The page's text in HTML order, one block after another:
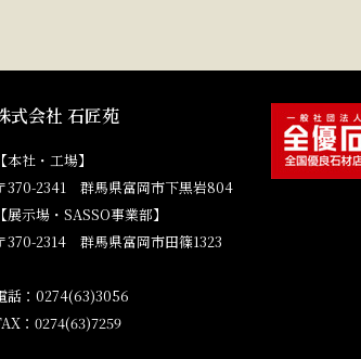
式会社 石匠苑
【本社・工場】
370-2341 群馬県富岡市下黒岩804
【展示場・SASSO事業部】
370-2314 群馬県富岡市田篠1323
話：0274(63)3056
：0274(63)7259